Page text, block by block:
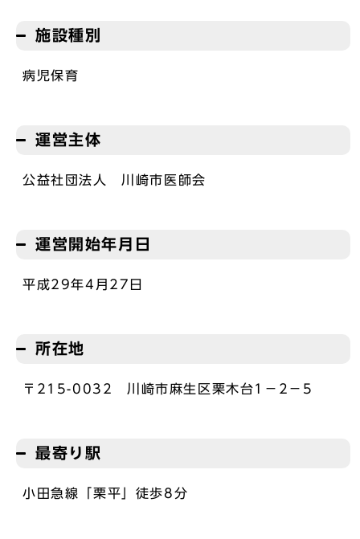
施設種別
病児保育
運営主体
公益社団法人 川崎市医師会
運営開始年月日
平成29年4月27日
所在地
〒215-0032 川崎市麻生区栗木台1－2－5
最寄り駅
小田急線「栗平」徒歩8分